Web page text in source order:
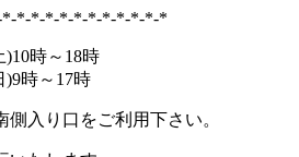
*-*-*-*-*-*-*-*-*-*-*
)10時～18時
時～17時
入り口をご利用下さい。